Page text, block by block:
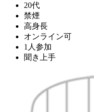
20代
禁煙
高身長
オンライン可
1人参加
聞き上手